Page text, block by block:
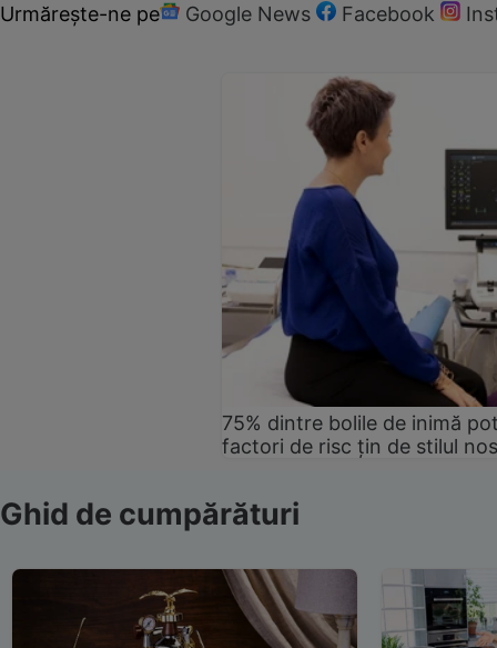
Urmărește-ne pe Google News Facebook
75% dintre bolile de inimă
factori de risc țin de stilul
Ghid de cumpărături